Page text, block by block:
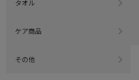
タオル
ケア商品
その他